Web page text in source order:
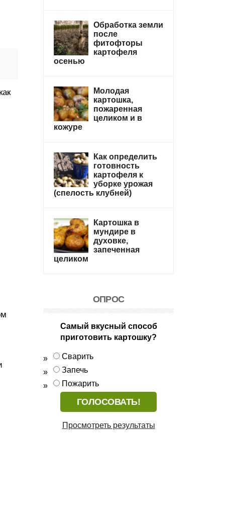
Обработка земли
после
фитофторы
картофеля
осенью
Молодая
картошка,
пожаренная
целиком и в
кожуре
Как определить
готовность
картофеля к
уборке урожая
(спелость клубней)
Картошка в
мундире в
духовке,
запеченная
целиком
ОПРОС
Самый вкусный способ
приготовить картошку?
Сварить
Запечь
Пожарить
Просмотреть результаты